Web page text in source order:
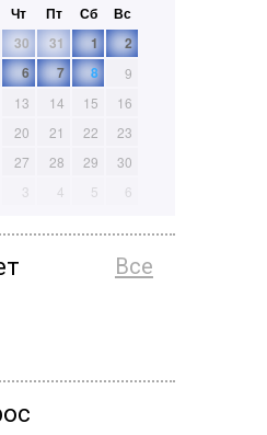
Чт Пт Сб
Вс
30 31 1
2
6 7 8
9
13 14 15
16
20 21 22
23
27 28 29
30
3 4 5 6
Все